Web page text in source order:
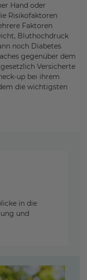
Hand oder
Risikofaktoren
Faktoren
Bluthochdruck
noch Diabetes
gegenüber dem
Versicherte
up bei ihrem
die wichtigsten
in die
und